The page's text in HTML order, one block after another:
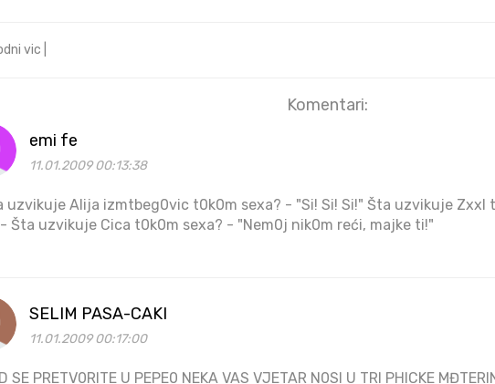
vic |
Komentari:
emi fe
11.01.2009 00:13:38
uzvikuje Alija izmtbeg0vic t0k0m sexa? - "Si! Si! Si!" Šta uzvikuje Zxxl
Šta uzvikuje Cica t0k0m sexa? - "Nem0j nik0m reći, majke ti!"
SELIM PASA-CAKI
11.01.2009 00:17:00
SE PRETV0RITE U PEPE0 NEKA VAS VJETAR N0SI U TRI PHICKE